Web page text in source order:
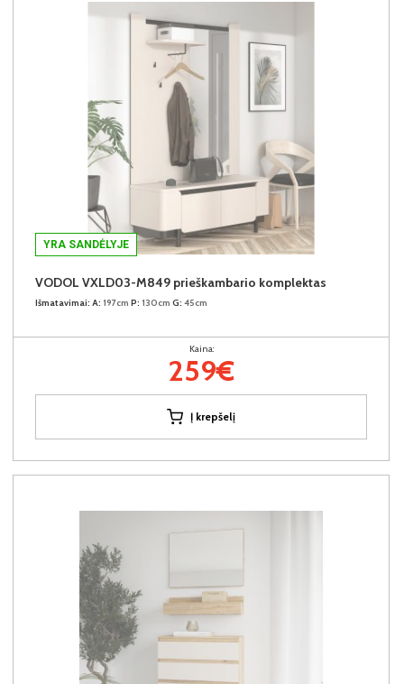
YRA SANDĖLYJE
VODOL VXLD03-M849 prieškambario komplektas
Išmatavimai: A: 197cm P: 130cm G: 45cm
Kaina:
259€
Į krepšelį